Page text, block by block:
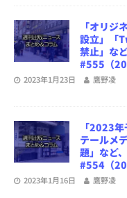
「オリジ
設立」「
禁止」な
#555（
2023年1月23日 鷹野凌
「2023
テールメ
題」など
#554（
2023年1月16日 鷹野凌